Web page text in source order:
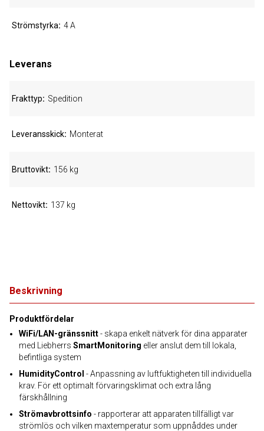
Beskrivning
Produktfördelar
WiFi/LAN-gränssnitt- skapa enkelt nätverk för dina apparater
med Liebherrs SmartMonitoring eller anslut dem till lokala,
befintliga system
HumidityControl - Anpassning av luftfuktigheten till individuella
krav. För ett optimalt förvaringsklimat och extra lång
färskhållning
Strömavbrottsinfo - rapporterar att apparaten tillfälligt var
strömlös och vilken maxtemperatur som uppnåddes under
Strömstyrka 4 A
Leverans
Frakttyp Spedition
Leveransskick Monterat
Bruttovikt 156 kg
Nettovikt 137 kg